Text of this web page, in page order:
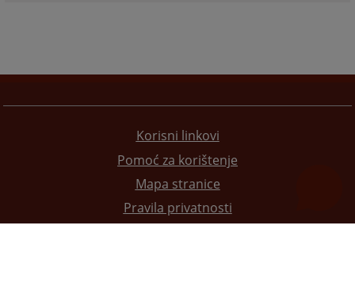
Korisni linkovi
Pomoć za korištenje
Mapa stranice
Pravila privatnosti